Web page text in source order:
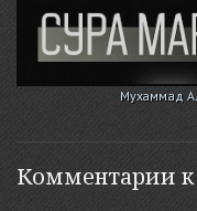
Мухаммад
Комментарии к